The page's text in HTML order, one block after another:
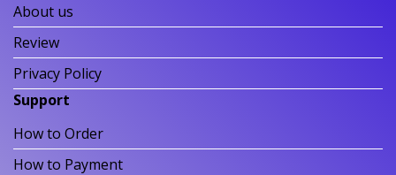
About us
Review
Privacy Policy
Support
How to Order
How to Payment